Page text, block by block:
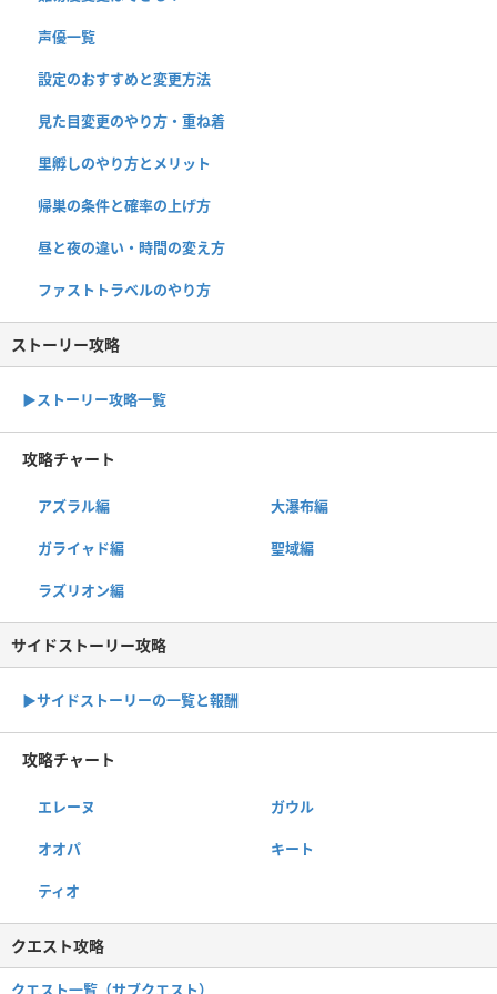
声優一覧
設定のおすすめと変更方法
見た目変更のやり方・重ね着
里孵しのやり方とメリット
帰巣の条件と確率の上げ方
昼と夜の違い・時間の変え方
ファストトラベルのやり方
ストーリー攻略
▶︎ストーリー攻略一覧
攻略チャート
アズラル編 大瀑布編
ガライャド編 聖域編
ラズリオン編
サイドストーリー攻略
▶サイドストーリーの一覧と報酬
攻略チャート
エレーヌ ガウル
オオパ キート
ティオ
クエスト攻略
クエスト一覧（サブクエスト）